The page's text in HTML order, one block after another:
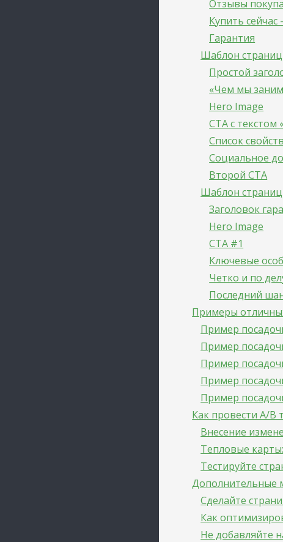
Отзывы
Купить сейчас
Гарантия
Шаблон
Простой
«Чем мы
Hero Image
CTA с текстом
Список свойств
Социальное
Второй CTA
Шаблон
Заголовок
Hero Image
CTA #1
Ключевые
Четко и по
Последний
Примеры
Пример
Пример
Пример
Пример
Пример
Как провести А/В
Внесение
Тепловые
Тестируйте
Дополнительные
Сделайте
Как
Не добавляйте